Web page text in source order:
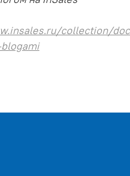
collection/